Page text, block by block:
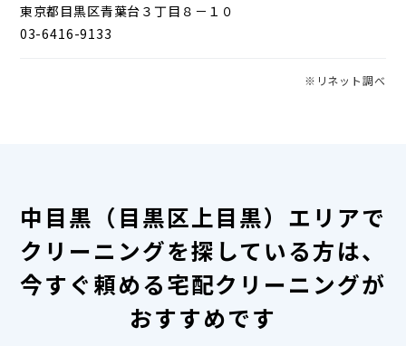
東京都目黒区青葉台３丁目８－１０
03-6416-9133
※リネット調べ
中目黒（目黒区上目黒）エリアで
クリーニングを探している方は、
今すぐ頼める宅配クリーニングが
おすすめです